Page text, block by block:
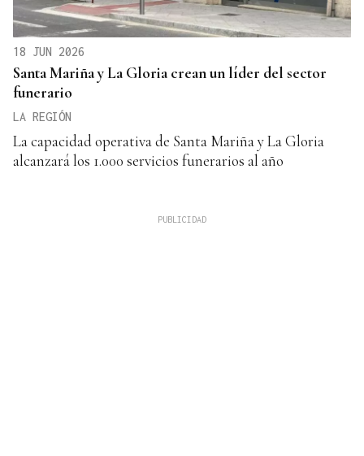
18 JUN 2026
Santa Mariña y La Gloria crean un líder del sector
funerario
LA REGIÓN
La capacidad operativa de Santa Mariña y La Gloria
alcanzará los 1.000 servicios funerarios al año